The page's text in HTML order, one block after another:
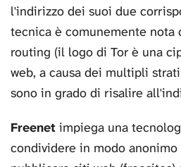
l'indirizzo dei suoi due
tecnica è comunemente nota
routing (il logo di Tor è una
web, a causa dei multipli
sono in grado di risalire
Freenet impiega una
condividere in modo